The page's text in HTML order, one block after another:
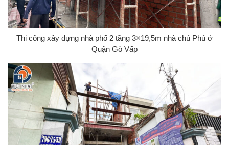
Thi công xây dựng nhà phố 2 tầng 3×19,5m nhà chú Phú ở
Quận Gò Vấp